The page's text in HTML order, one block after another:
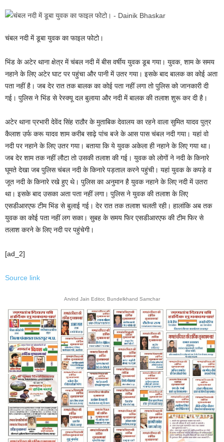
चंबल नदी में डूबा युवक का फाइल फोटो।
भिंड के अटेर थाना क्षेत्र में चंबल नदी में बीस वर्षीय युवक डूब गया। युवक, शाम के समय
नहाने के लिए अटेर घाट पर पहुंचा और पानी में उतर गया। इसके बाद बालक का काेई अता
पता नहीं है। जब देर रात तक बालक का कोई पता नहीं लगा तो पुलिस को जानकारी दी
गई। पुलिस ने भिंड से रेस्क्यू दल बुलाया और नदी में बालक की तलाश शुरू कर दी है।
अटेर थाना प्रभारी देवेंद सिंह राठौर के मुताबिक देवालय का रहने वाला सुमित यादव पुत्र
कैलाश उर्फ करू यादव शाम करीब साढ़े पांच बजे के आस पास चंबल नदी गया। यहां वो
नदी पर नहाने के लिए उतर गया। बताया कि ये युवक अकेला ही नहाने के लिए गया था।
जब देर शाम तक नहीं लौटा तो उसकी तलाश की गई। युवक काे लोगों ने नदी के किनारे
घूमते देखा जब पुलिस चंबल नदी के किनारे पड़ताल करने पहुंची। यहां युवक के कपड़े व
जूत नदी के किनारे रखे हुए थे। पुलिस का अनुमान है युवक नहाने के लिए नदी में उतरा
था। इसके बाद उसका अता पता नहीं लगा। पुलिस ने युवक की तलाश के लिए
एसडीआरएफ टीम भिंड से बुलाई गई। देर रात तक तलाश चलती रही। हालांकि अब तक
युवक का कोई पता नहीं लग सका। सुबह के समय फिर एसडीआरएफ की टीम फिर से
तलाश करने के लिए नदी पर पहुंचेगी।
[ad_2]
Source link
Arvind Jain Editor, Bundelkhand Samchar